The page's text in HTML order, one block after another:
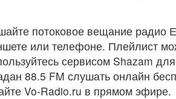
потоковое вещание
или телефоне. Плейлист
сервисом Shazam
88.5 FM слушать онлайн
Vo-Radio.ru в прямом эфире.